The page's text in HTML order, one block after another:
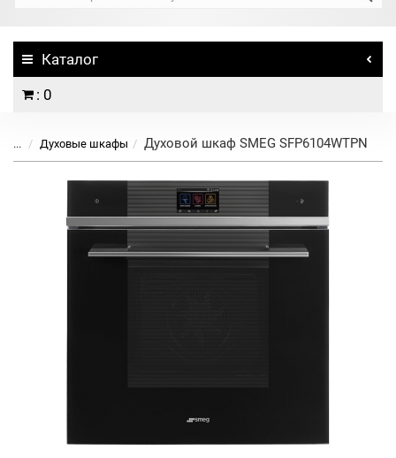
Каталог
: 0
... Духовые шкафы Духовой шкаф SMEG SFP6104WTPN